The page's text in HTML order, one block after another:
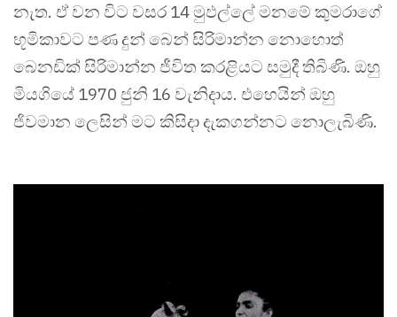
නැත. ඒ වන විට වසර 14 මුඵල්ලේ මනමේ කුමරාගේ
භූමිකාවට පණ දුන් බෙන් සිරිමාන්න නොහොත්
බෙනඩික් සිරිමාන්න ජීවිත කරළියට සමුදී තිබිණි. ඔහු
මියගියේ 1970 ජුනි 16 වැනිදාය. එහෙයින් ඔහු
ජිවමාන ලෙසින් මට කිසිදා දැකගන්නට නොලැබිණි.